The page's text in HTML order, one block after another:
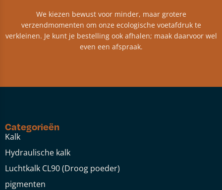
We kiezen bewust voor minder, maar grotere
verzendmomenten om onze ecologische voetafdruk te
verkleinen. Je kunt je bestelling ook afhalen; maak daarvoor wel
even een afspraak.
Categorieën
Kalk
Hydraulische kalk
Luchtkalk CL90 (Droog poeder)
pigmenten